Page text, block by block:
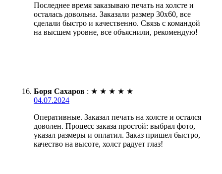
Последнее время заказываю печать на холсте и
осталась довольна. Заказали размер 30х60, все
сделали быстро и качественно. Связь с командой
на высшем уровне, все объяснили, рекомендую!
Боря Сахаров : ★ ★ ★ ★ ★
04.07.2024
Оперативные. Заказал печать на холсте и остался
доволен. Процесс заказа простой: выбрал фото,
указал размеры и оплатил. Заказ пришел быстро,
качество на высоте, холст радует глаз!